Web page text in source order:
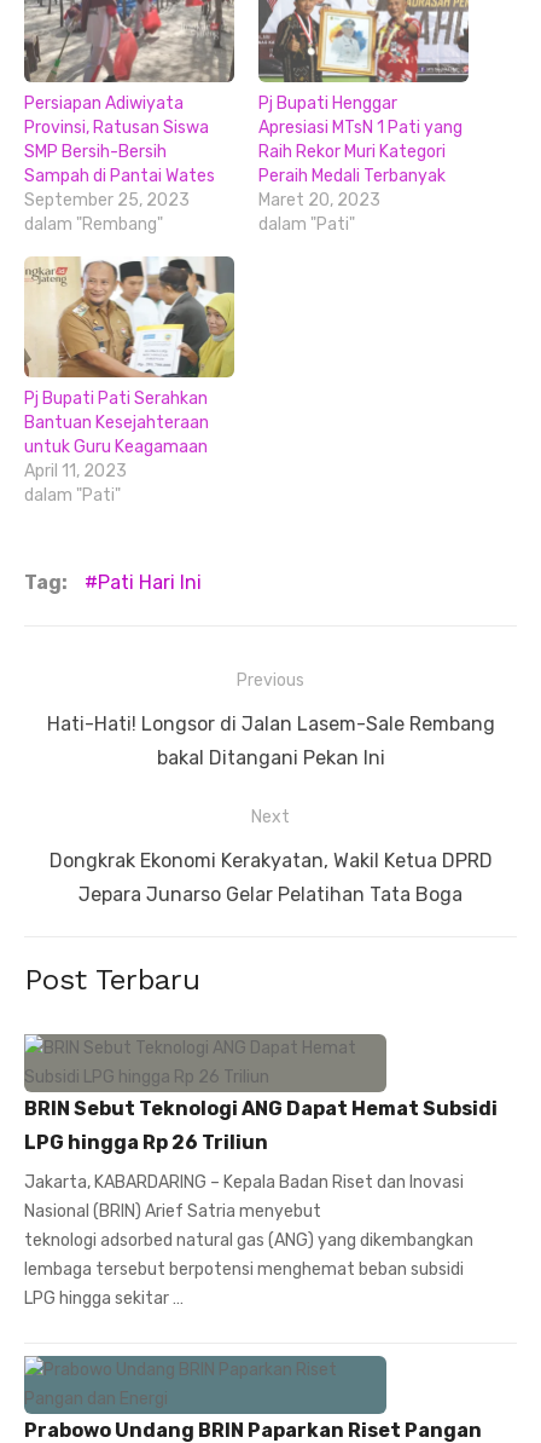
Persiapan Adiwiyata
Provinsi, Ratusan Siswa
SMP Bersih-Bersih
Sampah di Pantai Wates
September 25, 2023
dalam "Rembang"
Pj Bupati Henggar
Apresiasi MTsN 1 Pati yang
Raih Rekor Muri Kategori
Peraih Medali Terbanyak
Maret 20, 2023
dalam "Pati"
Pj Bupati Pati Serahkan
Bantuan Kesejahteraan
untuk Guru Keagamaan
April 11, 2023
dalam "Pati"
Tag: Pati Hari Ini
pos
Previous
Previous
Hati-Hati! Longsor di Jalan Lasem-Sale Rembang
bakal Ditangani Pekan Ini
Next
Next
post:
Dongkrak Ekonomi Kerakyatan, Wakil Ketua DPRD
Jepara Junarso Gelar Pelatihan Tata Boga
Post Terbaru
BRIN Sebut Teknologi ANG Dapat Hemat Subsidi
LPG hingga Rp 26 Triliun
Jakarta, KABARDARING – Kepala Badan Riset dan Inovasi
Nasional (BRIN) Arief Satria menyebut
teknologi adsorbed natural gas (ANG) yang dikembangkan
lembaga tersebut berpotensi menghemat beban subsidi
LPG hingga sekitar …
Prabowo Undang BRIN Paparkan Riset Pangan